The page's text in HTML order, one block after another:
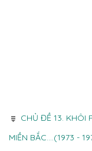
CHỦ ĐỀ 13. KHÔI
MIỀN BẮC....(1973 -